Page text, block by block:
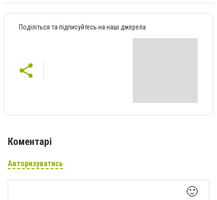
Поділіться та підписуйтесь на наші джерела
Коментарі
Авторизуватись
🙂